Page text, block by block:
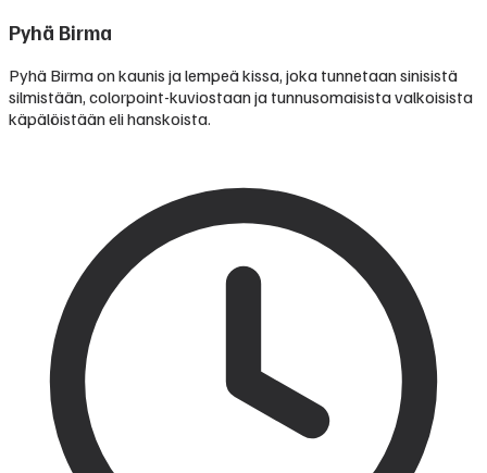
Pyhä Birma
Pyhä Birma on kaunis ja lempeä kissa, joka tunnetaan sinisistä
silmistään, colorpoint-kuviostaan ja tunnusomaisista valkoisista
käpälöistään eli hanskoista.